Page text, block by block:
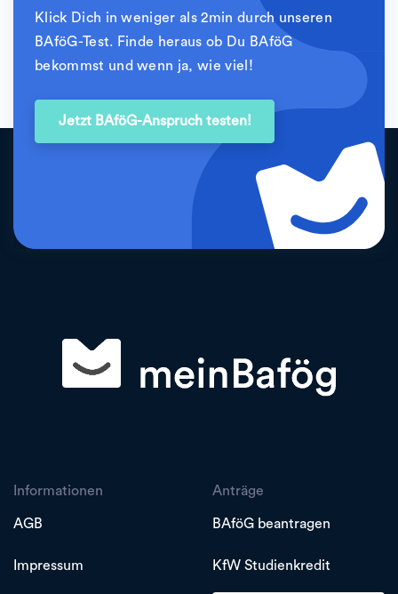
Klick Dich in weniger als 2min durch unseren
BAföG-Test. Finde heraus ob Du BAföG
bekommst und wenn ja, wie viel!
Jetzt BAföG-Anspruch testen!
Informationen
AGB
Impressum
Anträge
BAföG beantragen
KfW Studienkredit